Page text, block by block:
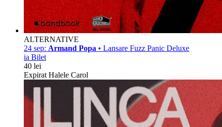
ALTERNATIVE
24 sep: Armand Popa • Lansare Fuzz Panic Deluxe
ia Bilet
40 lei
Expirat Halele Carol